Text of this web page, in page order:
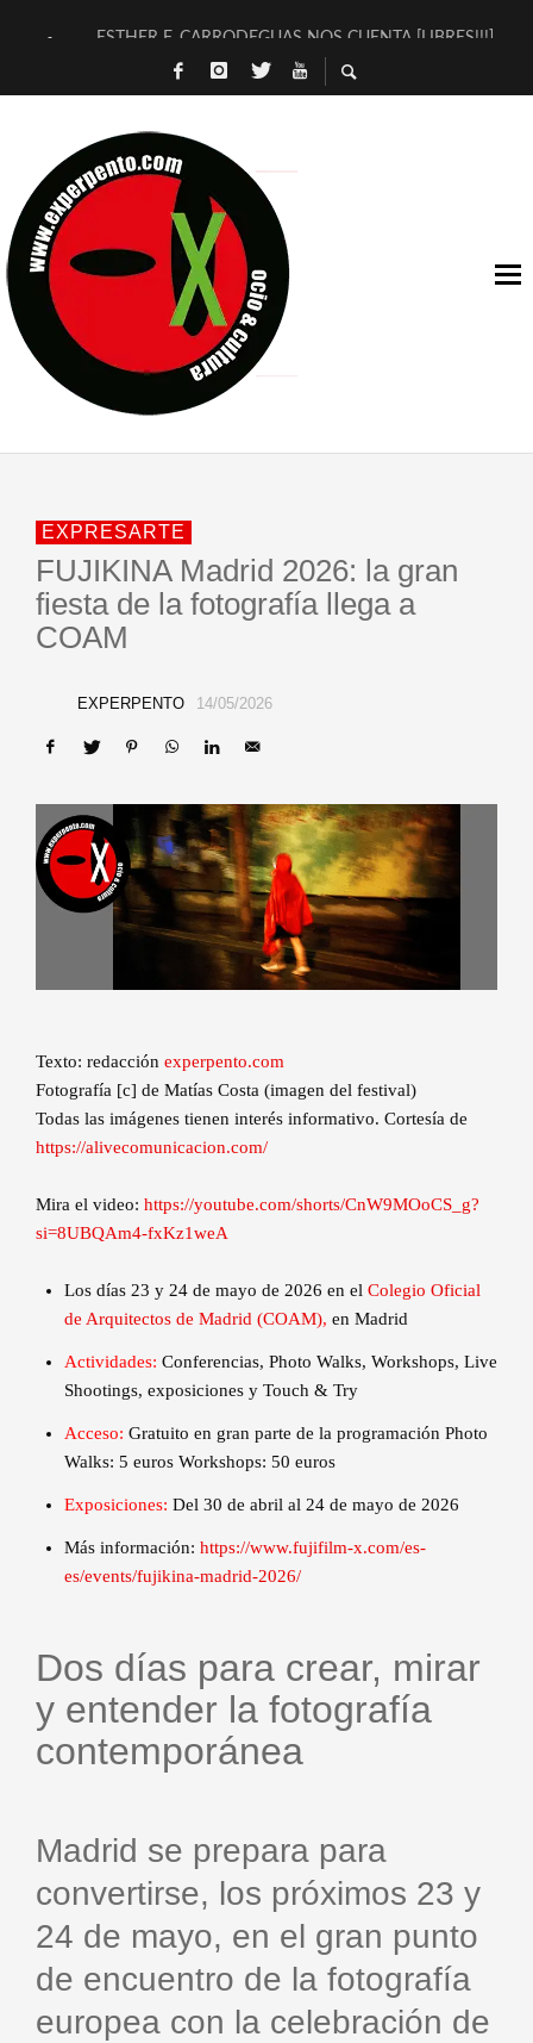
ESTHER F. CARRODEGUAS NOS CUENTA [LIBRES!!!]
[TERRA DE GUAPES] DE SANDRA MONFORT
TIMBRE 4, LA ESCUELA DEL DIRECTOR TEATRAL CLAUDIO
30 AÑOS (NO ES NADA) DE LA KATARSIS DEL TOMATAZO
MILITARES JUDÍAS EN #EXVITA
D’BALDOMEROS REINVENTAN [BITÁCORA 3.0] EN EXVITA
MARSHALL FLASH PRESENTA EN EXVITA [RELATIVA
JOFRE BARDAGÍ EN EXVITA INTERPRETANDO A SERRAT
EXPRESARTE
FUJIKINA Madrid 2026: la gran
fiesta de la fotografía llega a
COAM
EXPERPENTO 14/05/2026
Texto: redacción experpento.com
Fotografía [c] de Matías Costa (imagen del festival)
Todas las imágenes tienen interés informativo. Cortesía de
https://alivecomunicacion.com/
Mira el video: https://youtube.com/shorts/CnW9MOoCS_g?
si=8UBQAm4-fxKz1weA
Los días 23 y 24 de mayo de 2026 en el Colegio Oficial
de Arquitectos de Madrid (COAM), en Madrid
Actividades: Conferencias, Photo Walks, Workshops, Live
Shootings, exposiciones y Touch & Try
Acceso: Gratuito en gran parte de la programación Photo
Walks: 5 euros Workshops: 50 euros
Exposiciones: Del 30 de abril al 24 de mayo de 2026
Más información: https://www.fujifilm-x.com/es-
es/events/fujikina-madrid-2026/
Dos días para crear, mirar
y entender la fotografía
contemporánea
Madrid se prepara para
convertirse, los próximos 23 y
24 de mayo, en el gran punto
de encuentro de la fotografía
europea con la celebración de